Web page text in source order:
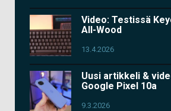
Video: Testissä
All-Wood
13.4.2026
Uusi artikkeli &
Google Pixel 10a
9.3.2026